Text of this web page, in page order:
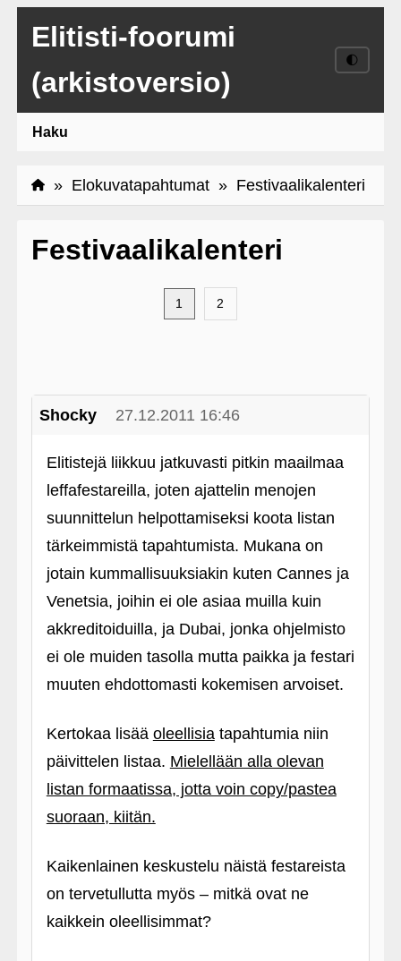
Elitisti-foorumi
(arkistoversio)
🌓
Haku
» Elokuvatapahtumat» Festivaalikalenteri
Festivaalikalenteri
1 2
Shocky 27.12.2011 16:46
Elitistejä liikkuu jatkuvasti pitkin maailmaa
leffafestareilla, joten ajattelin menojen
suunnittelun helpottamiseksi koota listan
tärkeimmistä tapahtumista. Mukana on
jotain kummallisuuksiakin kuten Cannes ja
Venetsia, joihin ei ole asiaa muilla kuin
akkreditoiduilla, ja Dubai, jonka ohjelmisto
ei ole muiden tasolla mutta paikka ja festari
muuten ehdottomasti kokemisen arvoiset.
Kertokaa lisää oleellisiatapahtumia niin
päivittelen listaa. Mielellään alla olevan
listan formaatissa, jotta voin copy/pastea
suoraan, kiitän.
Kaikenlainen keskustelu näistä festareista
on tervetullutta myös – mitkä ovat ne
kaikkein oleellisimmat?